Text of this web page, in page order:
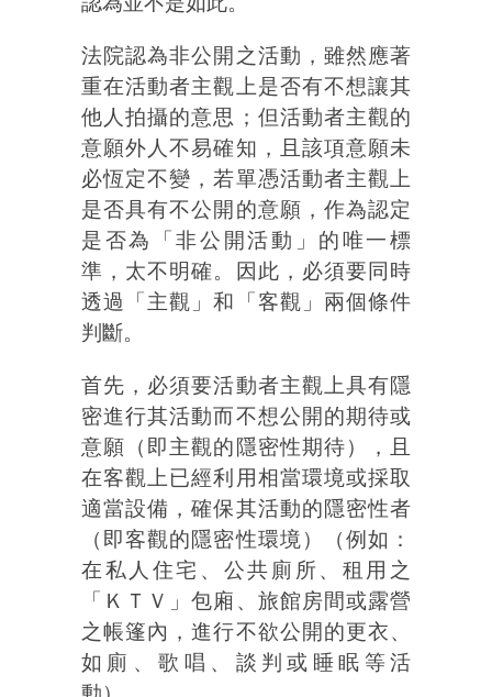
法院認為非公開之活動，雖然應著
重在活動者主觀上是否有不想讓其
他人拍攝的意思；但活動者主觀的
意願外人不易確知，且該項意願未
必恆定不變，若單憑活動者主觀上
是否具有不公開的意願，作為認定
是否為「非公開活動」的唯一標
準，太不明確。因此，必須要同時
透過「主觀」和「客觀」兩個條件
判斷。
首先，必須要活動者主觀上具有隱
密進行其活動而不想公開的期待或
意願（即主觀的隱密性期待），且
在客觀上已經利用相當環境或採取
適當設備，確保其活動的隱密性者
（即客觀的隱密性環境）（例如：
在私人住宅、公共廁所、租用之
「ＫＴＶ」包廂、旅館房間或露營
之帳篷內，進行不欲公開的更衣、
如廁、歌唱、談判或睡眠等活
動）。